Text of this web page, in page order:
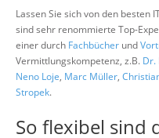
Lassen Sie sich von den besten
sind sehr renommierte Top-
einer durch Fachbücher und
Vermittlungskompetenz, z.B. Dr.
Neno Loje, Marc Müller,
Stropek.
So flexibel sind